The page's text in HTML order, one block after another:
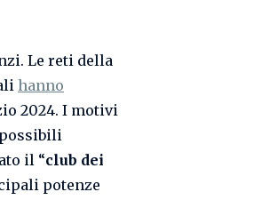
Le reti della
hanno
2024. I motivi
possibili
il “club dei
potenze